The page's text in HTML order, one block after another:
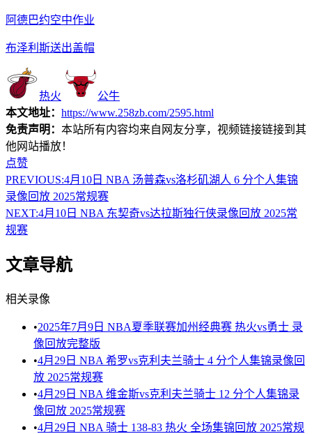
阿德巴约空中作业
布泽利斯送出盖帽
热火
公牛
本文地址： https://www.258zb.com/2595.html
免责声明： 本站所有内容均来自网友分享，视频链接链接到其
他网站播放！
点赞
PREVIOUS:4月10日 NBA 汤普森vs洛杉矶湖人 6 分个人集锦
录像回放 2025常规赛
NEXT:4月10日 NBA 东契奇vs达拉斯独行侠录像回放 2025常
规赛
文章导航
相关录像
•2025年7月9日 NBA夏季联赛加州经典赛 热火vs勇士 录
像回放完整版
•4月29日 NBA 希罗vs克利夫兰骑士 4 分个人集锦录像回
放 2025常规赛
•4月29日 NBA 维金斯vs克利夫兰骑士 12 分个人集锦录
像回放 2025常规赛
•4月29日 NBA 骑士 138-83 热火 全场集锦回放 2025常规